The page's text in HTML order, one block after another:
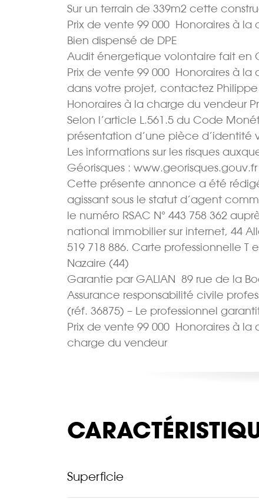
Sur un terrain de 339m2 cette
Prix de vente 99 000  Honoraires à
Bien dispensé de DPE
Audit énergetique volontaire fait en
Prix de vente 99 000  Honoraires à
dans votre projet, contactez Philippe
Honoraires à la charge du vendeur
Selon l’article L.561.5 du Code
présentation d’une pièce d’identité
Les informations sur les risques
Géorisques : www.georisques.gouv.fr
Cette présente annonce a été
agissant sous le statut d’agent
le numéro RSAC N° 443 758 362
national immobilier sur internet, 44
519 718 886. Carte professionnelle T
Nazaire (44)
Garantie par GALIAN  89 rue de la
Assurance responsabilité civile
(réf. 36875) – Le professionnel
Prix de vente 99 000  Honoraires à
charge du vendeur
Superficie